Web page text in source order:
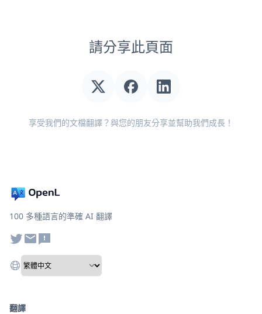
請分享此頁面
享受我們的文檔翻譯？與您的朋友分享並幫助我們成長！
100 多種語言的準確 AI 翻譯
翻譯